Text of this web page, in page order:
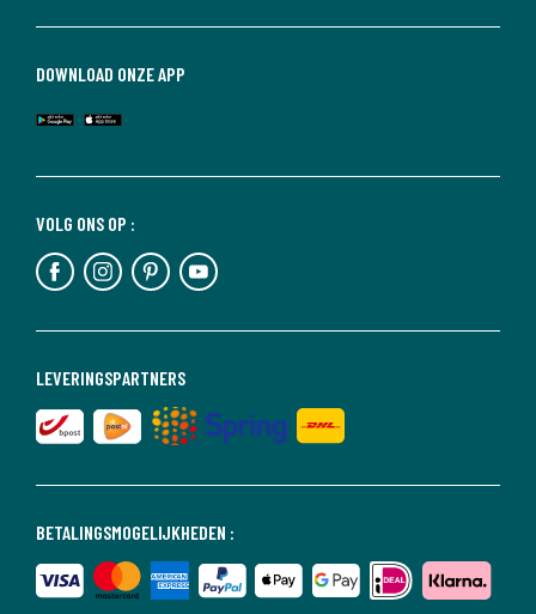
BETALINGSMOGELIJKHEDEN :
LEVERINGSPARTNERS
VOLG ONS OP :
DOWNLOAD ONZE APP